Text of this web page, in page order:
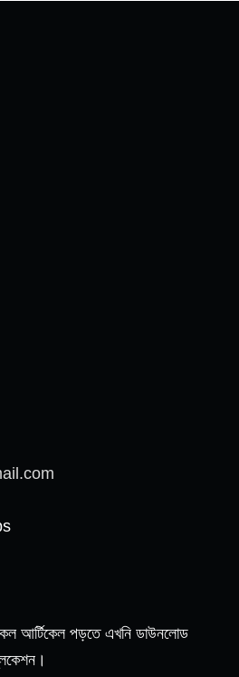
আর্টিকেল পড়তে এখনি ডাউনলোড